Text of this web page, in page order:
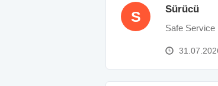
S Sürücü
Safe Service